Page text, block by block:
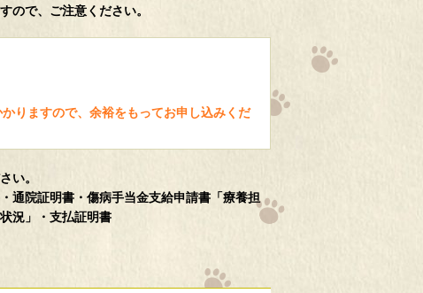
ので、ご注意ください。
りますので、余裕をもってお申し込みくだ
い。
通院証明書・傷病手当金支給申請書「療養担
況」・支払証明書